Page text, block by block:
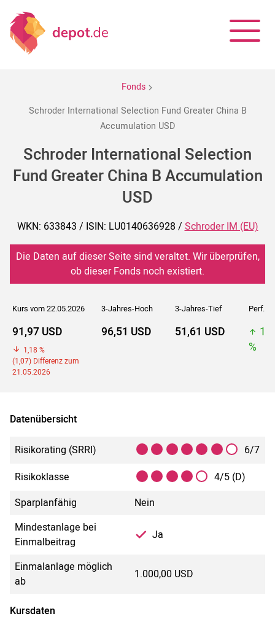
Fonds
Schroder International Selection Fund Greater China B
Accumulation USD
Schroder International Selection
Fund Greater China B Accumulation
USD
WKN: 633843 / ISIN: LU0140636928 /Schroder IM (EU)
Die Daten auf dieser Seite sind veraltet. Wir überprüfen,
ob dieser Fonds noch existiert.
Kurs vom 22.05.2026 3-Jahres-Hoch 3-Jahres-Tief Perf. 5J
91,97 USD
1,18 %
(1,07) Differenz zum
21.05.2026
96,51 USD 51,61 USD
%
Datenübersicht
Risikorating (SRRI)
6/7
Risikoklasse
4/5 (D)
Sparplanfähig
Nein
Mindestanlage bei
Einmalbeitrag
Ja
Einmalanlage möglich
ab
1.000,00 USD
Kursdaten